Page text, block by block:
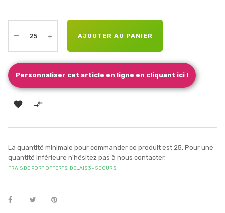
AJOUTER AU PANIER
Personnaliser cet article en ligne en cliquant ici !
 
La quantité minimale pour commander ce produit est 25. Pour une
quantité inférieure n'hésitez pas à nous contacter.
FRAIS DE PORT OFFERTS. DELAIS 3 - 5 JOURS